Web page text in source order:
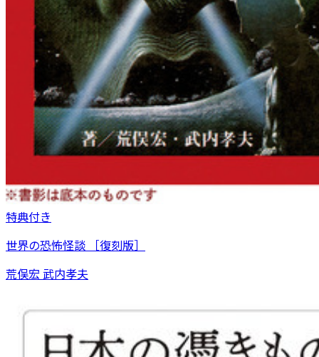
特典付き
世界の恐怖怪談 ［復刻版］
荒俣宏 武内孝夫